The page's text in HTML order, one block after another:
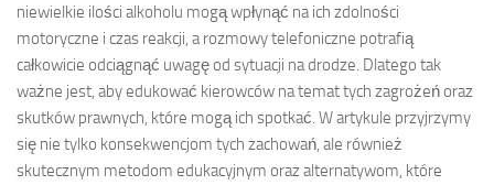
niewielkie ilości alkoholu mogą wpłynąć na ich zdolności
motoryczne i czas reakcji, a rozmowy telefoniczne potrafią
całkowicie odciągnąć uwagę od sytuacji na drodze. Dlatego tak
ważne jest, aby edukować kierowców na temat tych zagrożeń oraz
skutków prawnych, które mogą ich spotkać. W artykule przyjrzymy
się nie tylko konsekwencjom tych zachowań, ale również
skutecznym metodom edukacyjnym oraz alternatywom, które